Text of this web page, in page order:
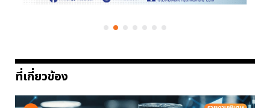
ที่เกี่ยวข้อง